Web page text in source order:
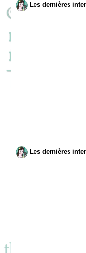
Les dernières
Les dernières